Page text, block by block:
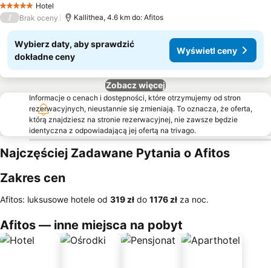
5 KategoriaHotel
/ Brak oceny Kallithea, 4.6 km do: Afitos
Wybierz daty, aby sprawdzić
dokładne ceny
Wyświetl ceny
Zobacz więcej
Informacje o cenach i dostępności, które otrzymujemy od stron
rezerwacyjnych, nieustannie się zmieniają. To oznacza, że oferta,
którą znajdziesz na stronie rezerwacyjnej, nie zawsze będzie
identyczna z odpowiadającą jej ofertą na trivago.
Najczęściej Zadawane Pytania o Afitos
Zakres cen
Afitos: luksusowe hotele od ‎319 zł do ‎1176 zł za noc.
Afitos — inne miejsca na pobyt